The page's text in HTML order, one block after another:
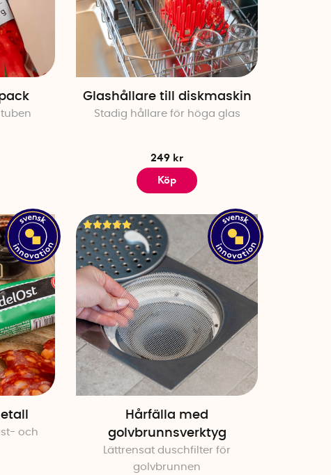
Glashållare till diskmaskin
Stadig hållare för höga glas
249 kr
Köp
och
Hårfälla med
golvbrunnsverktyg
Lättrensat duschfilter för
golvbrunnen